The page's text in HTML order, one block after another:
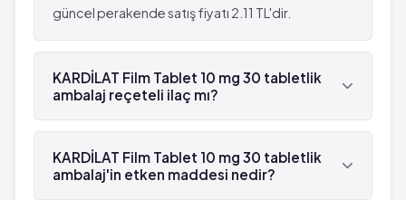
güncel perakende satış fiyatı 2.11 TL'dir.
KARDİLAT Film Tablet 10 mg 30 tabletlik
ambalaj reçeteli ilaç mı?
Evet, KARDİLAT Film Tablet 10 mg 30 tabletlik
ambalaj beyaz reçetelidir.
KARDİLAT Film Tablet 10 mg 30 tabletlik
ambalaj'in etken maddesi nedir?